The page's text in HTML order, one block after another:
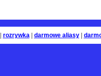
rozrywka| darmowe aliasy|